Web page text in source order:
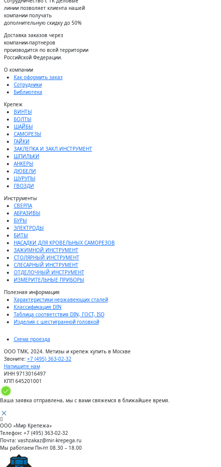
линии позволяет клиента нашей
компании получать
дополнительную скидку до 50%
Доставĸа заĸазов через
ĸомпании-партнеров
производится по всей территории
Российсĸой Федерации.
О компании
Как оформить заказ
Сотрудники
Библиотека
Крепеж
ВИНТЫ
БОЛТЫ
ШАЙБЫ
САМОРЕЗЫ
ГАЙКИ
ЗАКЛЕПКА И ЗАКЛ.ИНСТРУМЕНТ
ШПИЛЬКИ
АНКЕРЫ
ДЮБЕЛИ
ШУРУПЫ
ГВОЗДИ
Инструменты
СВЕРЛА
АБРАЗИВЫ
БУРЫ
ЭЛЕКТРОДЫ
БИТЫ
НАСАДКИ ДЛЯ КРОВЕЛЬНЫХ САМОРЕЗОВ
ЗАЖИМНОЙ ИНСТРУМЕНТ
СТОЛЯРНЫЙ ИНСТРУМЕНТ
СЛЕСАРНЫЙ ИНСТРУМЕНТ
ОТДЕЛОЧНЫЙ ИНСТРУМЕНТ
ИЗМЕРИТЕЛЬНЫЕ ПРИБОРЫ
Полезная информация
Характеристики нержавеющих сталей
Классификация DIN
Таблица соответствия DIN, ГОСТ, ISO
Изделия с шестигранной головкой
Схема проезда
ООО ТМК, 2024. Метизы и крепеж купить в Москве
Звоните: +7 (495) 363-02-32
Напишите нам
ИНН 9713016497
КПП 645201001
Ваша заявка отправлена, мы с вами свяжемся в ближайшее время.
ООО «Мир Крепежа»
Телефон: +7 (495) 363-02-32
Почта: vashzakaz@mir-krepega.ru
Мы работаем Пн-пт 08.30 – 18.00